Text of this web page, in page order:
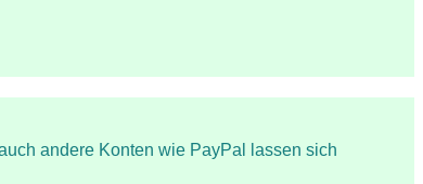
andere Konten wie PayPal lassen sich